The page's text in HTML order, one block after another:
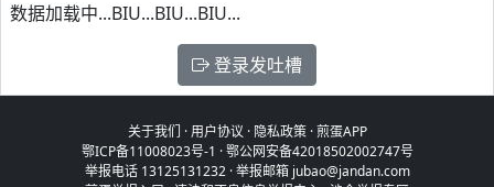
数据加载中...BIU...BIU...BIU...
登录发吐槽
关于我们 ·用户协议 · 隐私政策·煎蛋APP
鄂ICP备11008023号-1 ·鄂公网安备42018502002747号
举报电话 13125131232 · 举报邮箱 jubao@jandan.com